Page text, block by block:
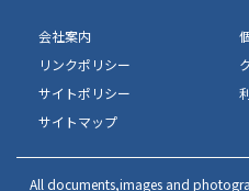
会社案内
リンクポリシー
サイトポリシー
サイトマップ
All documents,images and